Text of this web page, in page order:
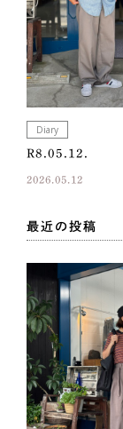
Diary
R8.05.12.
2026.05.12
最近の投稿